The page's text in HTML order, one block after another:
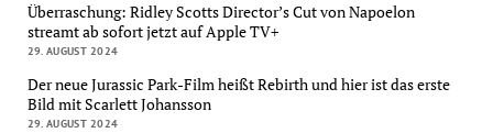
Überraschung: Ridley Scotts Director’s Cut von Napoelon
streamt ab sofort jetzt auf Apple TV+
29. AUGUST 2024
Der neue Jurassic Park-Film heißt Rebirth und hier ist das erste
Bild mit Scarlett Johansson
29. AUGUST 2024